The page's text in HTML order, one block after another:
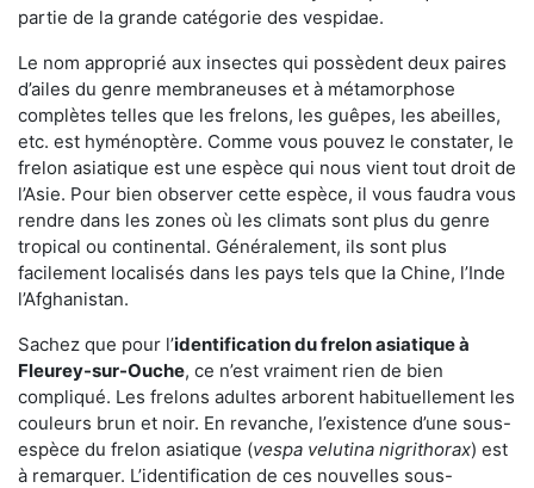
partie de la grande catégorie des vespidae.
Le nom approprié aux insectes qui possèdent deux paires
d’ailes du genre membraneuses et à métamorphose
complètes telles que les frelons, les guêpes, les abeilles,
etc. est hyménoptère. Comme vous pouvez le constater, le
frelon asiatique est une espèce qui nous vient tout droit de
l’Asie. Pour bien observer cette espèce, il vous faudra vous
rendre dans les zones où les climats sont plus du genre
tropical ou continental. Généralement, ils sont plus
facilement localisés dans les pays tels que la Chine, l’Inde
l’Afghanistan.
Sachez que pour l’identification du frelon asiatiqueà
Fleurey-sur-Ouche, ce n’est vraiment rien de bien
compliqué. Les frelons adultes arborent habituellement les
couleurs brun et noir. En revanche, l’existence d’une sous-
espèce du frelon asiatique (vespa velutina nigrithorax) est
à remarquer. L’identification de ces nouvelles sous-